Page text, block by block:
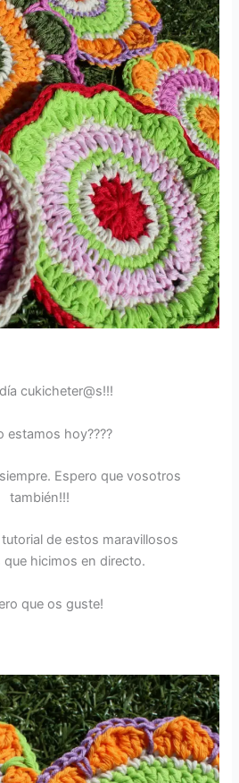
cukicheter@s!!!
estamos hoy????
Espero que vosotros
también!!!
de estos maravillosos
hicimos en directo.
que os guste!